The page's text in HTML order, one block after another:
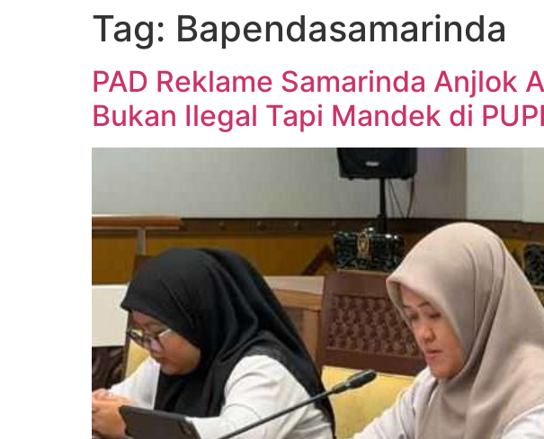
Tag: Bapendasamarinda
PAD Reklame Samarinda Anjlok
Bukan Ilegal Tapi Mandek di